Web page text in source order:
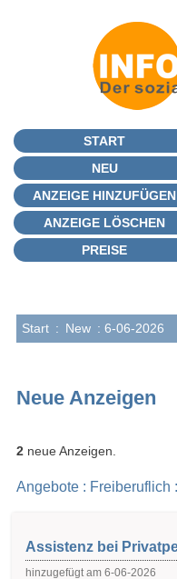
START
NEU
ANZEIGE HINZUFÜGEN
ANZEIGE LÖSCHEN
PREISE
Start : New : 6-06-2026
Neue Anzeigen
2 neue Anzeigen.
Angebote : Freiberuflich
Assistenz bei
hinzugefügt am 6-06-2026